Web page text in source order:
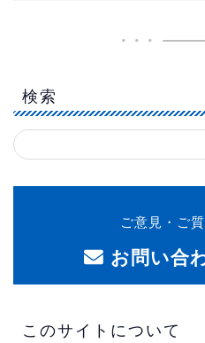
検索
ご意見・ご
お問い合
このサイトについて